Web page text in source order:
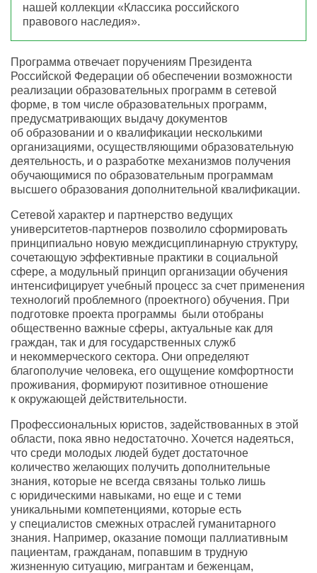
нашей коллекции «Классика российского
правового наследия».
Программа отвечает поручениям Президента
Российской Федерации об обеспечении возможности
реализации образовательных программ в сетевой
форме, в том числе образовательных программ,
предусматривающих выдачу документов
об образовании и о квалификации несколькими
организациями, осуществляющими образовательную
деятельность, и о разработке механизмов получения
обучающимися по образовательным программам
высшего образования дополнительной квалификации.
Сетевой характер и партнерство ведущих
университетов-партнеров позволило сформировать
принципиально новую междисциплинарную структуру,
сочетающую эффективные практики в социальной
сфере, а модульный принцип организации обучения
интенсифицирует учебный процесс за счет применения
технологий проблемного (проектного) обучения. При
подготовке проекта программы были отобраны
общественно важные сферы, актуальные как для
граждан, так и для государственных служб
и некоммерческого сектора. Они определяют
благополучие человека, его ощущение комфортности
проживания, формируют позитивное отношение
к окружающей действительности.
Профессиональных юристов, задействованных в этой
области, пока явно недостаточно. Хочется надеяться,
что среди молодых людей будет достаточное
количество желающих получить дополнительные
знания, которые не всегда связаны только лишь
с юридическими навыками, но еще и с теми
уникальными компетенциями, которые есть
у специалистов смежных отраслей гуманитарного
знания. Например, оказание помощи паллиативным
пациентам, гражданам, попавшим в трудную
жизненную ситуацию, мигрантам и беженцам,